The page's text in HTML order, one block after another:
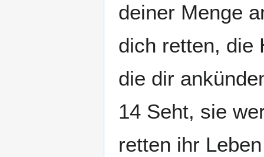
deiner Menge
dich retten, die
die dir
14 Seht, sie
retten ihr